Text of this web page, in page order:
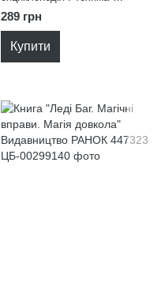
Видавництво РАНОК 564788
289 грн
Купити